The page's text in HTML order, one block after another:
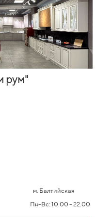
рум"
м. Балтийская
Пн-Вс: 10.00 - 22.00